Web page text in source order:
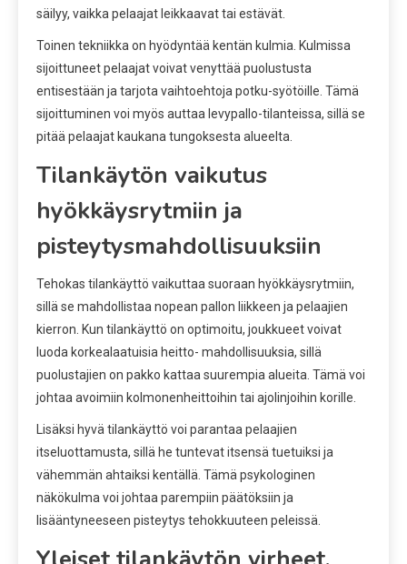
säilyy, vaikka pelaajat leikkaavat tai estävät.
Toinen tekniikka on hyödyntää kentän kulmia. Kulmissa
sijoittuneet pelaajat voivat venyttää puolustusta
entisestään ja tarjota vaihtoehtoja potku-syötöille. Tämä
sijoittuminen voi myös auttaa levypallo-tilanteissa, sillä se
pitää pelaajat kaukana tungoksesta alueelta.
Tilankäytön vaikutus
hyökkäysrytmiin ja
pisteytysmahdollisuuksiin
Tehokas tilankäyttö vaikuttaa suoraan hyökkäysrytmiin,
sillä se mahdollistaa nopean pallon liikkeen ja pelaajien
kierron. Kun tilankäyttö on optimoitu, joukkueet voivat
luoda korkealaatuisia heitto- mahdollisuuksia, sillä
puolustajien on pakko kattaa suurempia alueita. Tämä voi
johtaa avoimiin kolmonenheittoihin tai ajolinjoihin korille.
Lisäksi hyvä tilankäyttö voi parantaa pelaajien
itseluottamusta, sillä he tuntevat itsensä tuetuiksi ja
vähemmän ahtaiksi kentällä. Tämä psykologinen
näkökulma voi johtaa parempiin päätöksiin ja
lisääntyneeseen pisteytys tehokkuuteen peleissä.